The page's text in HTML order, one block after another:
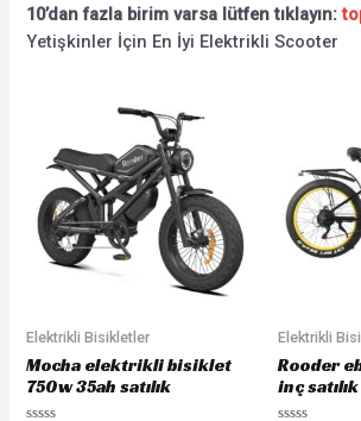
10’dan fazla birim varsa lütfen tıklayın:
Yetişkinler İçin En İyi Elektrikli Scooter
Elektrikli Bisikletler
Mocha elektrikli bisiklet
750w 35ah satılık
Elektrikli
Rooder
inç satılık